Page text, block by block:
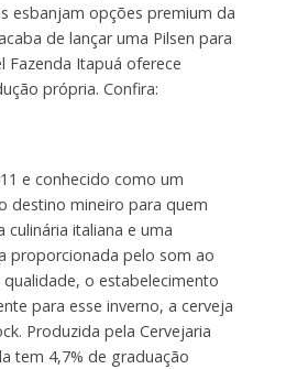
esbanjam opções premium da
de lançar uma Pilsen para
Fazenda Itapuá oferece
própria. Confira:
e conhecido como um
destino mineiro para quem
italiana e uma
proporcionada pelo som ao
o estabelecimento
para esse inverno, a cerveja
Produzida pela Cervejaria
tem 4,7% de graduação